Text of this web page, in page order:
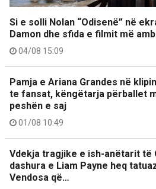
Si e solli Nolan “Odisenë” në
Damon dhe sfida e filmit më
04/08 15:09
Pamja e Ariana Grandes në
te fansat, këngëtarja përballet
peshën e saj
01/08 10:49
Vdekja tragjike e ish-anëtarit të
dashura e Liam Payne heq
Vendosa që…